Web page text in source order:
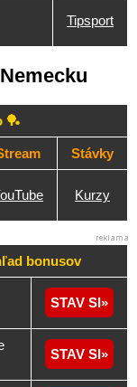
Tipsport
🏓
Stávky
Kurzy
bonusov
STAV SI
STAV SI